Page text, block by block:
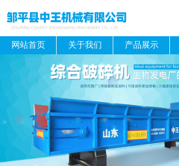
网站首页 关于我们 产品展示